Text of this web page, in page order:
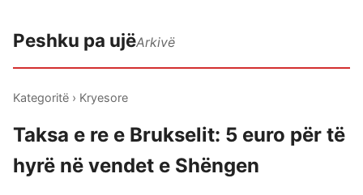
Peshku pa ujëArkivë
Kategoritë › Kryesore
Taksa e re e Brukselit: 5 euro për të
hyrë në vendet e Shëngen